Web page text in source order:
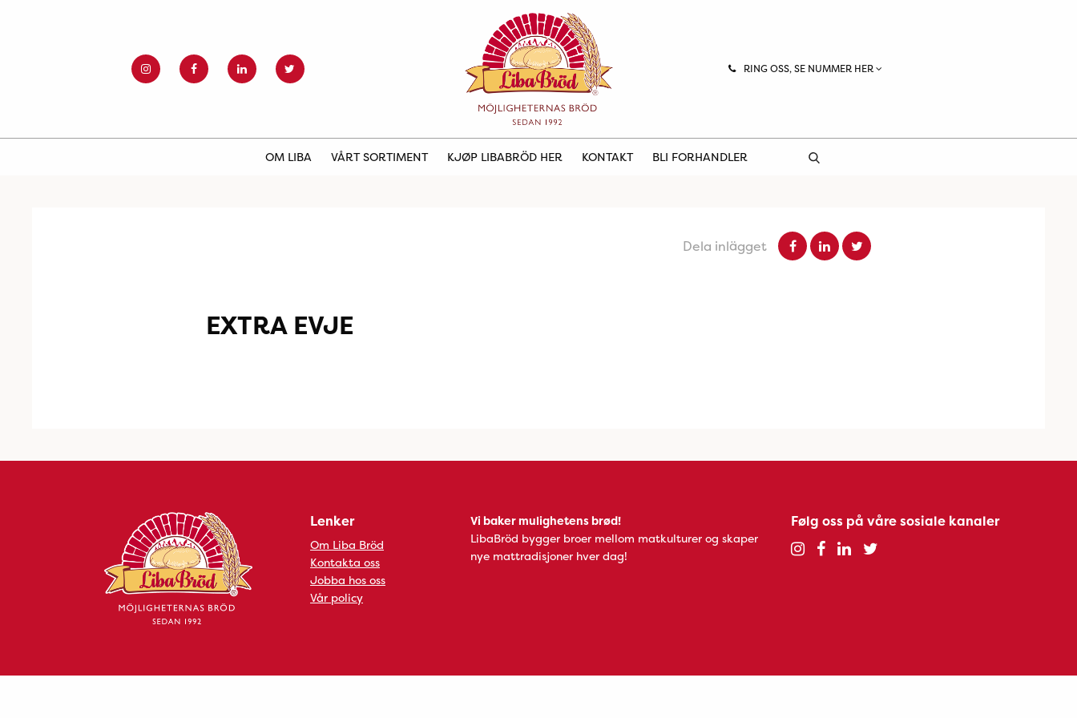
RING OSS, SE NUMMER HER
OM LIBA VÅRT SORTIMENT KJØP LIBABRÖD HER KONTAKT BLI FORHANDLER
Dela inlägget
EXTRA EVJE
Lenker
Om Liba Bröd
Kontakta oss
Jobba hos oss
Vår policy
Vi baker mulighetens brød!
LibaBröd bygger broer mellom matkulturer og skaper
nye mattradisjoner hver dag!
Følg oss på våre sosiale kanaler